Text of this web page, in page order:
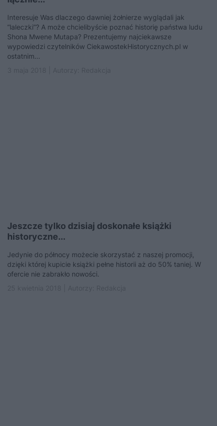
Interesuje Was dlaczego dawniej żołnierze wyglądali jak
“laleczki”? A może chcielibyście poznać historię państwa ludu
Shona Mwene Mutapa? Prezentujemy najciekawsze
wypowiedzi czytelników CiekawostekHistorycznych.pl w
ostatnim...
Jeszcze tylko dzisiaj doskonałe książki
historyczne...
Jedynie do północy możecie skorzystać z naszej promocji,
dzięki której kupicie książki pełne historii aż do 50% taniej. W
ofercie nie zabrakło nowości.